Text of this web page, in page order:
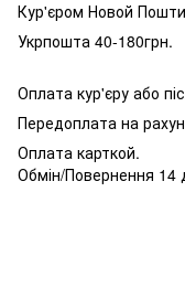
Кур'єром Новой
Укрпошта 40-180грн.
Оплата кур'єру або
Передоплата на
Оплата карткой.
Обмін/Повернення 14